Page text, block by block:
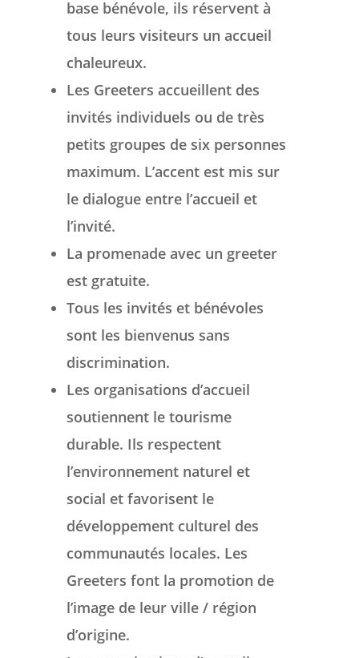
base bénévole, ils réservent à
tous leurs visiteurs un accueil
chaleureux.
Les Greeters accueillent des
invités individuels ou de très
petits groupes de six personnes
maximum. L’accent est mis sur
le dialogue entre l’accueil et
l’invité.
La promenade avec un greeter
est gratuite.
Tous les invités et bénévoles
sont les bienvenus sans
discrimination.
Les organisations d’accueil
soutiennent le tourisme
durable. Ils respectent
l’environnement naturel et
social et favorisent le
développement culturel des
communautés locales. Les
Greeters font la promotion de
l’image de leur ville / région
d’origine.